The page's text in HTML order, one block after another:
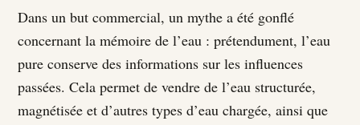
Dans un but commercial, un mythe a été gonflé
concernant la mémoire de l’eau : prétendument, l’eau
pure conserve des informations sur les influences
passées. Cela permet de vendre de l’eau structurée,
magnétisée et d’autres types d’eau chargée, ainsi que